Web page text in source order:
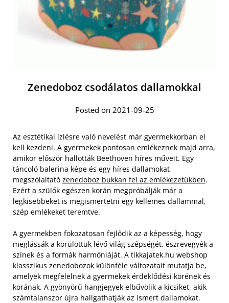
Zenedoboz csodálatos dallamokkal
Posted on 2021-09-25
Az esztétikai ízlésre való nevelést már gyermekkorban el
kell kezdeni. A gyermekek pontosan emlékeznek majd arra,
amikor először hallották Beethoven híres műveit. Egy
táncoló balerina képe és egy híres dallamokat
megszólaltató zenedoboz bukkan fel az emlékezetükben.
Ezért a szülők egészen korán megpróbálják már a
legkisebbeket is megismertetni egy kellemes dallammal,
szép emlékeket teremtve.
A gyermekben fokozatosan fejlődik az a képesség, hogy
meglássák a körülöttük lévő világ szépségét, észrevegyék a
színek és a formák harmóniáját. A tikkajatek.hu webshop
klasszikus zenedobozok különféle változatait mutatja be,
amelyek megfelelnek a gyermekek érdeklődési körének és
korának. A gyönyörű hangjegyek elbűvölik a kicsiket, akik
számtalanszor újra hallgathatják az ismert dallamokat.